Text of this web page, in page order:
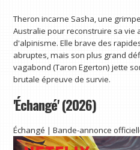
Theron incarne Sasha, une
Australie pour reconstruire sa vie
d'alpinisme. Elle brave des
abruptes, mais son plus grand
vagabond (Taron Egerton) jette
brutale épreuve de survie.
'Échangé' (2026)
Échangé | Bande-annonce